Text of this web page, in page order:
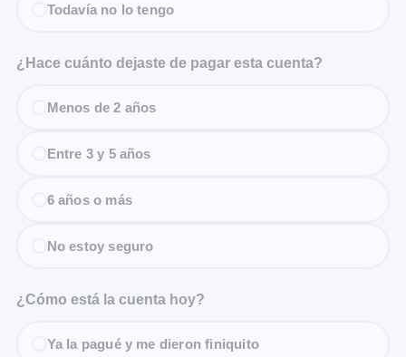
Todavía no lo tengo
¿Hace cuánto dejaste de pagar esta cuenta?
Menos de 2 años
Entre 3 y 5 años
6 años o más
No estoy seguro
¿Cómo está la cuenta hoy?
Ya la pagué y me dieron finiquito